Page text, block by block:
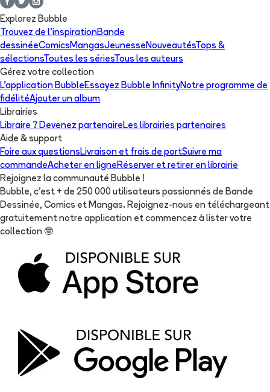
Explorez Bubble
Trouvez de l'inspirationBande
dessinéeComicsMangasJeunesseNouveautésTops &
sélectionsToutes les sériesTous les auteurs
Gérez votre collection
L'application BubbleEssayez Bubble InfinityNotre programme de
fidélitéAjouter un album
Librairies
Libraire ? Devenez partenaireLes librairies partenaires
Aide & support
Foire aux questionsLivraison et frais de portSuivre ma
commandeAcheter en ligneRéserver et retirer en librairie
Rejoignez la communauté Bubble !
Bubble, c'est + de 250 000 utilisateurs passionnés de Bande
Dessinée, Comics et Mangas. Rejoignez-nous en téléchargeant
gratuitement notre application et commencez à lister votre
collection 🤓